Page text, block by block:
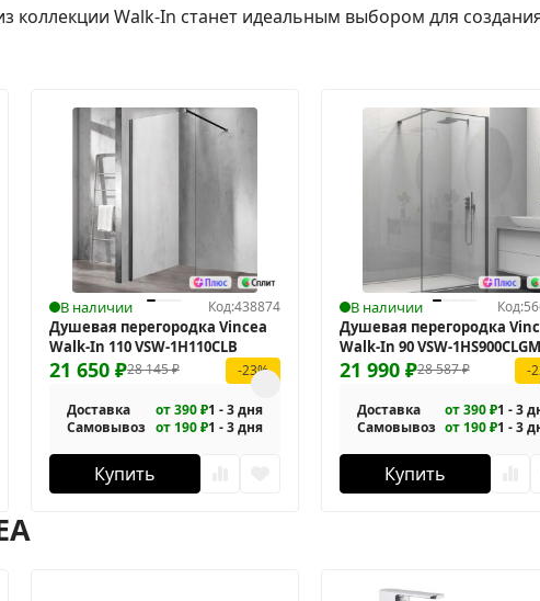
коллекции Walk-In станет идеальным выбором для
В наличии Код:438874
Душевая перегородка Vincea
Walk-In 110 VSW-1H110CLB
28 145₽
21 650 ₽ -23%
Доставка от 390 ₽1 - 3 дня
Самовывоз от 190 ₽1 - 3 дня
Купить
В наличии Код:
Душевая перегородка
Walk-In 90 VSW-1HS900CLGM
28 587₽
21 990 ₽ -
Доставка от 390 ₽1 - 3
Самовывоз от 190 ₽1 - 3
Купить